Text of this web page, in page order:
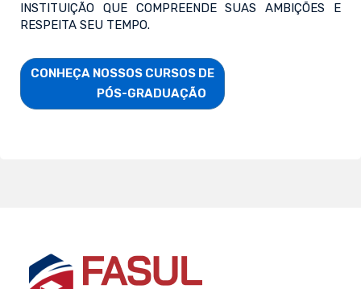
INSTITUIÇÃO QUE COMPREENDE SUAS AMBIÇÕES E
RESPEITA SEU TEMPO.
CONHEÇA NOSSOS CURSOS DE
                        PÓS-GRADUAÇÃO